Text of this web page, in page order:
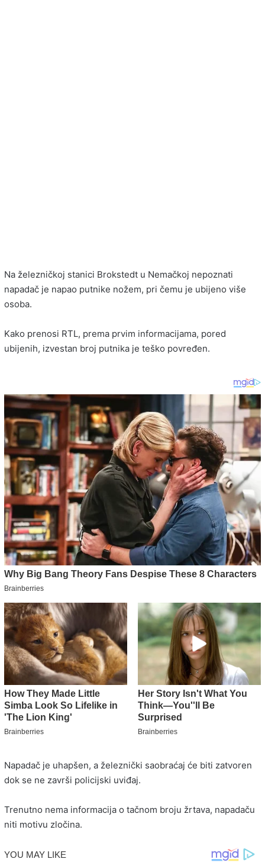
Na železničkoj stanici Brokstedt u Nemačkoj nepoznati
napadač je napao putnike nožem, pri čemu je ubijeno više
osoba.
Kako prenosi RTL, prema prvim informacijama, pored
ubijenih, izvestan broj putnika je teško povređen.
Napadač je uhapšen, a železnički saobraćaj će biti zatvoren
dok se ne završi policijski uviđaj.
Trenutno nema informacija o tačnom broju žrtava, napadaču
niti motivu zločina.